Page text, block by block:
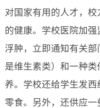
对国家有用的人才，
的健康。学校医院加
浮肿，立即通知有关
是维生素类）和一种
养。学校还给学生发
零食。另外，还供应